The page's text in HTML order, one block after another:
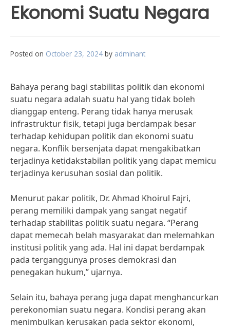
Ekonomi Suatu Negara
Posted on October 23, 2024 by adminant
Bahaya perang bagi stabilitas politik dan ekonomi
suatu negara adalah suatu hal yang tidak boleh
dianggap enteng. Perang tidak hanya merusak
infrastruktur fisik, tetapi juga berdampak besar
terhadap kehidupan politik dan ekonomi suatu
negara. Konflik bersenjata dapat mengakibatkan
terjadinya ketidakstabilan politik yang dapat memicu
terjadinya kerusuhan sosial dan politik.
Menurut pakar politik, Dr. Ahmad Khoirul Fajri,
perang memiliki dampak yang sangat negatif
terhadap stabilitas politik suatu negara. “Perang
dapat memecah belah masyarakat dan melemahkan
institusi politik yang ada. Hal ini dapat berdampak
pada terganggunya proses demokrasi dan
penegakan hukum,” ujarnya.
Selain itu, bahaya perang juga dapat menghancurkan
perekonomian suatu negara. Kondisi perang akan
menimbulkan kerusakan pada sektor ekonomi,